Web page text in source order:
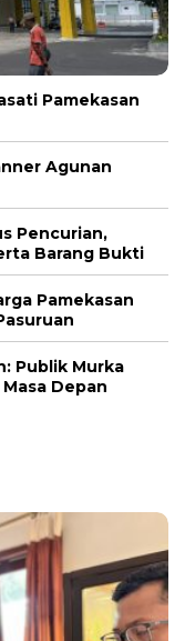
Pamekasan
Agunan
Pencurian,
Barang Bukti
Pamekasan
Publik Murka
Depan